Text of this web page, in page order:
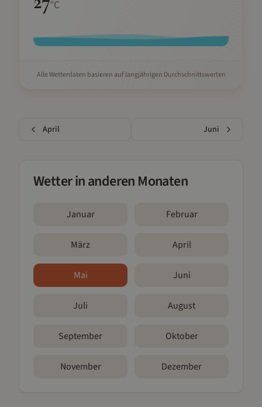
°C
Alle Wetterdaten basieren auf langjährigen Durchschnittswerten
April Juni
Wetter in anderen Monaten
Januar Februar
März April
Mai Juni
Juli August
September Oktober
November Dezember